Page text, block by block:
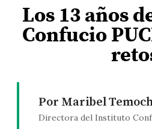
Los 13 años
Confucio
Por Maribel
Directora del Instituto